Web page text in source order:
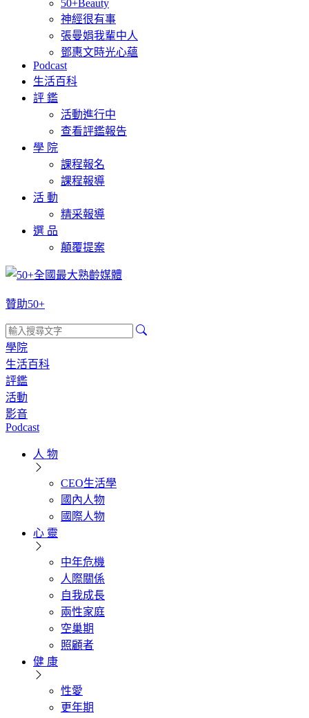
50+Beauty
神經很有事
張曼娟我輩中人
鄧惠文時光心蘊
Podcast
生活百科
評 鑑
活動進行中
查看評鑑報告
學 院
課程報名
課程報導
活 動
精采報導
選 品
顛覆提案
贊助50+
學院
生活百科
評鑑
活動
影音
Podcast
人 物
CEO生活學
國內人物
國際人物
心 靈
中年危機
人際關係
自我成長
兩性家庭
空巢期
照顧者
健 康
性愛
更年期